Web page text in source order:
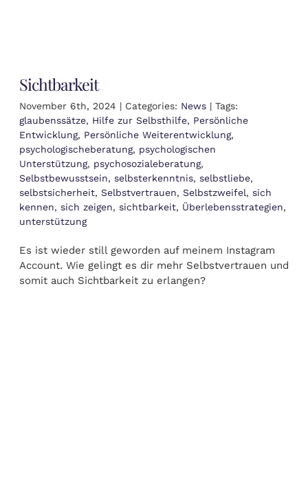
Sichtbarkeit
November 6th, 2024 | Categories: News | Tags:
glaubenssätze, Hilfe zur Selbsthilfe, Persönliche
Entwicklung, Persönliche Weiterentwicklung,
psychologischeberatung, psychologischen
Unterstützung, psychosozialeberatung,
Selbstbewusstsein, selbsterkenntnis, selbstliebe,
selbstsicherheit, Selbstvertrauen, Selbstzweifel, sich
kennen, sich zeigen, sichtbarkeit, Überlebensstrategien,
unterstützung
Es ist wieder still geworden auf meinem Instagram
Account. Wie gelingt es dir mehr Selbstvertrauen und
somit auch Sichtbarkeit zu erlangen?